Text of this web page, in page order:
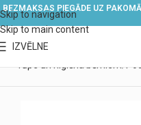
Skip to navigation
Skip to main content
BEZMAKSAS PIEGĀDE UZ
IZVĒLNE